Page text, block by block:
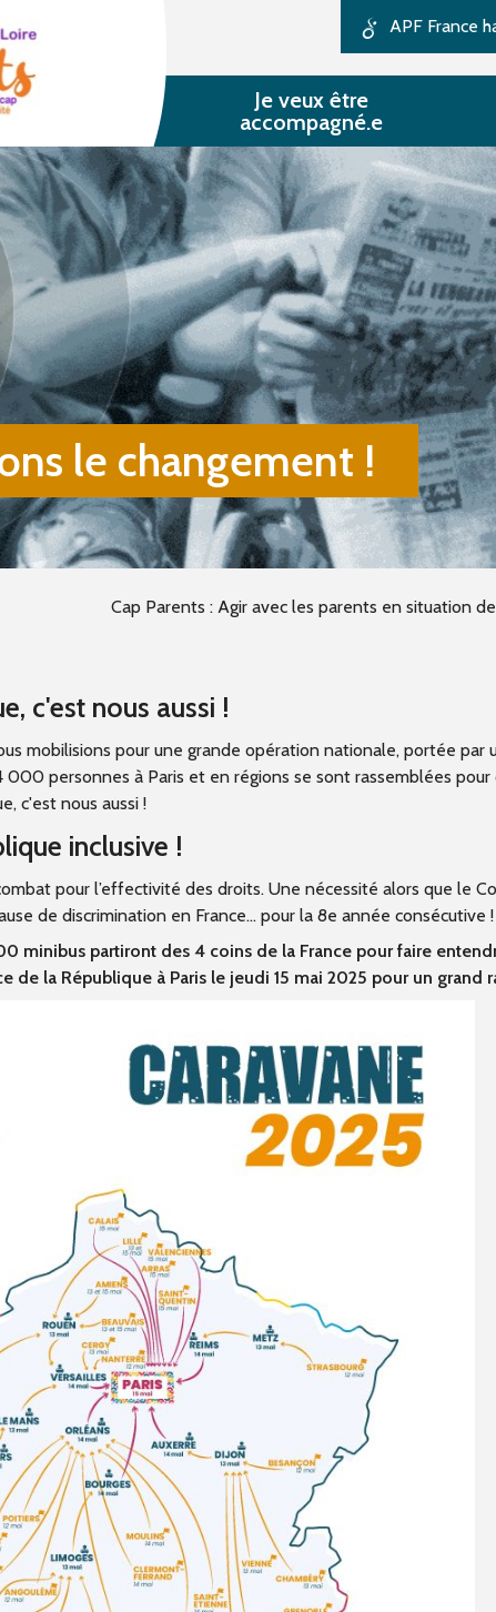
APF France
Au
Direction
Délégation du
Loire
Je veux être
accompagné.e
Nos Missions
le changement !
Cap Parents : Agir avec les parents en situation
c'est nous aussi !
mobilisions pour une grande opération nationale, portée
000 personnes à Paris et en régions se sont rassemblées
c'est nous aussi !
inclusive !
pour l’effectivité des droits. Une nécessité alors que le
de discrimination en France… pour la 8e année consécutive !
minibus partiront des 4 coins de la France pour faire
de la République à Paris le jeudi 15 mai 2025 pour un grand